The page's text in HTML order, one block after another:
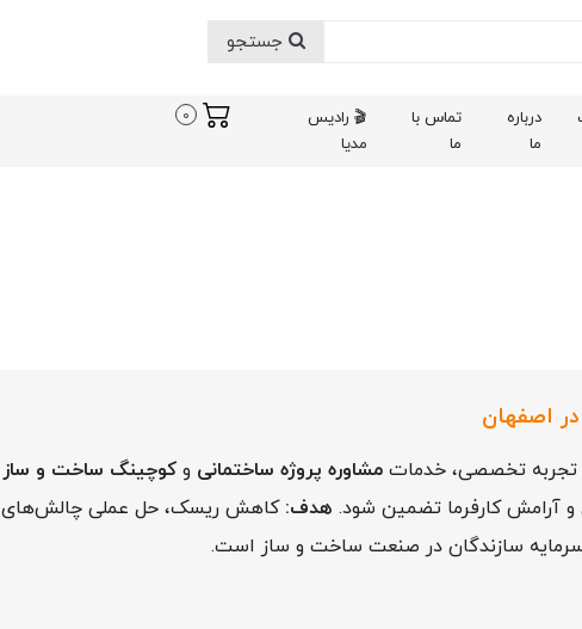
درباره
ما
تماس با
ما
🎬 رادیس
مدیا
0
اصفهان
تجربه تخصصی، خدماتمشاوره پروژه ساختمانی وکوچینگ ساخت و ساز
و آرامش کارفرما تضمین شود. هدف: کاهش ریسک، حل عملی چالش‌های
سازندگان در صنعت ساخت و ساز است.